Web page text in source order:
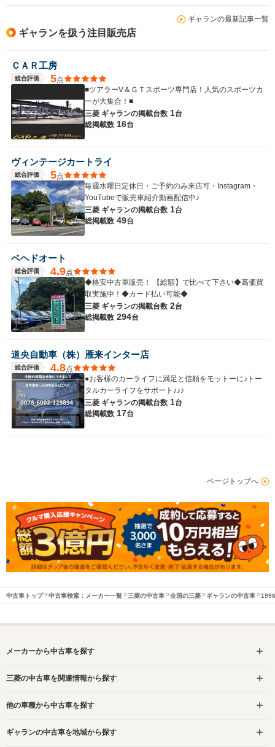
ギャランの最新記事一覧
ギャランを扱う注目販売店
ＣＡＲ工房
総合評価 5点
■ツアラーV＆ＧＴスポーツ専門店！人気のスポーツカ
ーが大集合！■
三菱 ギャランの掲載台数 1台
総掲載数 16台
ヴィンテージカートライ
総合評価 5点
毎週水曜日定休日・ご予約のみ来店可・Instagram・
YouTubeで販売車紹介動画配信中♪
三菱 ギャランの掲載台数 1台
総掲載数 49台
ベヘドオート
総合評価 4.9点
◆格安中古車販売！ 【総額】で比べて下さい◆高価買
取実施中！◆カード払い可能◆
三菱 ギャランの掲載台数 2台
総掲載数 294台
道央自動車（株）雁来インター店
総合評価 4.8点
●お客様のカーライフに満足と信頼をモットーに♪トー
タルカーライフをサポート♪♪♪
三菱 ギャランの掲載台数 1台
総掲載数 17台
ページトップへ
中古車トップ 中古車検索：メーカー一覧 三菱の中古車 全国の三菱 ギャランの中古車
メーカーから中古車を探す
三菱の中古車を関連情報から探す
他の車種から中古車を探す
ギャランの中古車を地域から探す